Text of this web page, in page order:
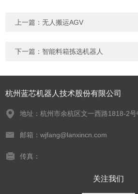
上一篇：无人搬运AGV
下一篇： 智能料箱拣选机器人
杭州蓝芯机器人技术股份有限公司
地址：杭州市余杭区文一西路1818-2
邮箱：wjfang@lanxincn.com
传真：
关注我们